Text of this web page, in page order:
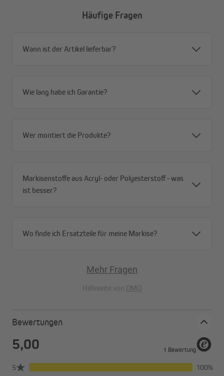
Häufige Fragen
Wann ist der Artikel lieferbar?
Wie lang habe ich Garantie?
Wer montiert die Produkte?
Markisenstoffe aus Acryl- oder Polyesterstoff - was
ist besser?
Wo finde ich Ersatzteile für meine Markise?
Mehr Fragen
Hilfeseite von OMQ
Bewertungen